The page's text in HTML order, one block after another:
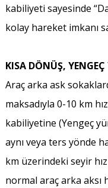
kabiliyeti sayesinde
kolay hareket imkanı
KISA DÖNÜŞ,
Araç arka ask
maksadıyla 0-10 km
kabiliyetine (Yengeç
aynı veya ters yönde
km üzerindeki seyir
normal araç arka